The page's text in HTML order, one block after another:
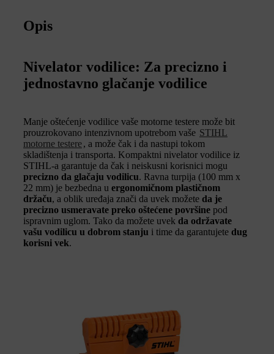
Opis
Nivelator vodilice: Za precizno i
jednostavno glačanje vodilice
Manje oštećenje vodilice vaše motorne testere može bit
prouzrokovano intenzivnom upotrebom vaše STIHL
motorne testere, a može čak i da nastupi tokom
skladištenja i transporta. Kompaktni nivelator vodilice iz
STIHL-a garantuje da čak i neiskusni korisnici mogu
precizno da glačaju vodilicu. Ravna turpija (100 mm x
22 mm) je bezbedna u ergonomičnom plastičnom
držaču, a oblik uređaja znači da uvek možete da je
precizno usmeravate preko oštećene površine pod
ispravnim uglom. Tako da možete uvek da održavate
vašu vodilicu u dobrom stanju i time da garantujete dug
korisni vek.